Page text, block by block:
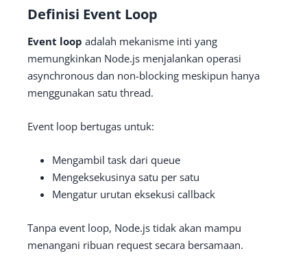
Definisi Event Loop
Event loop adalah mekanisme inti yang
memungkinkan Node.js menjalankan operasi
asynchronous dan non-blocking meskipun hanya
menggunakan satu thread.
Event loop bertugas untuk:
Mengambil task dari queue
Mengeksekusinya satu per satu
Mengatur urutan eksekusi callback
Tanpa event loop, Node.js tidak akan mampu
menangani ribuan request secara bersamaan.